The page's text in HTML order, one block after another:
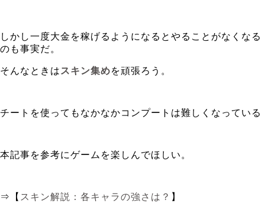
しかし一度大金を稼げるようになるとやることがなくなる
のも事実だ。
そんなときは スキン集めを頑張ろう。
チートを使ってもなかなかコンプートは難しくなっている
本記事を参考にゲームを楽しんでほしい。
⇒【 スキン解説：各キャラの強さは？ 】